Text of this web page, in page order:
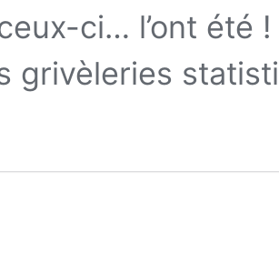
ci… l’ont été
grivèleries